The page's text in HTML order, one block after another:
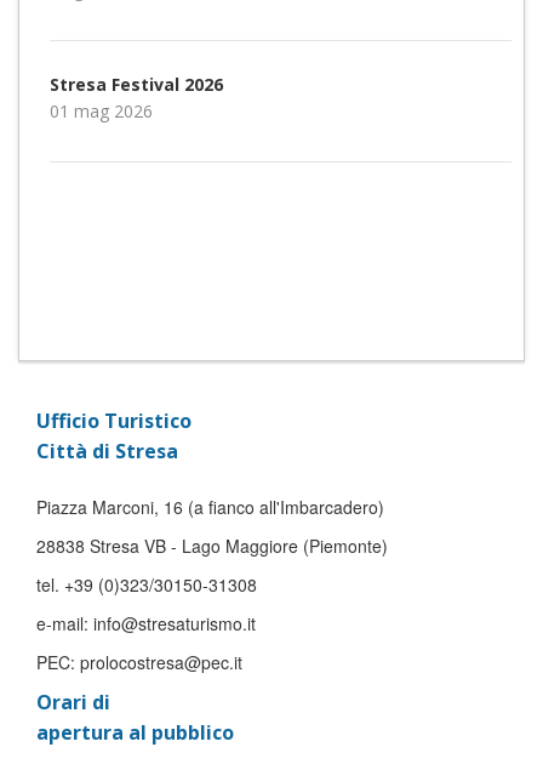
Stresa Festival 2026
01 mag 2026
Ufficio Turistico
Città di Stresa
Piazza Marconi, 16 (a fianco all'Imbarcadero)
28838 Stresa VB - Lago Maggiore (Piemonte)
tel. +39 (0)323/30150-31308
e-mail: info@stresaturismo.it
PEC: prolocostresa@pec.it
Orari di
apertura al pubblico